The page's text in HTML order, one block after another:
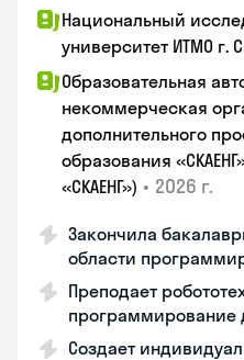
Национальный
университет ИТМО г.
Образовательная
некоммерческая
дополнительного
образования
«СКАЕНГ») • 2026 г.
Закончила
области
Преподает
программирование
Создает